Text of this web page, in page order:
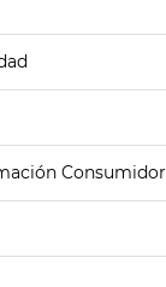
Consumidor